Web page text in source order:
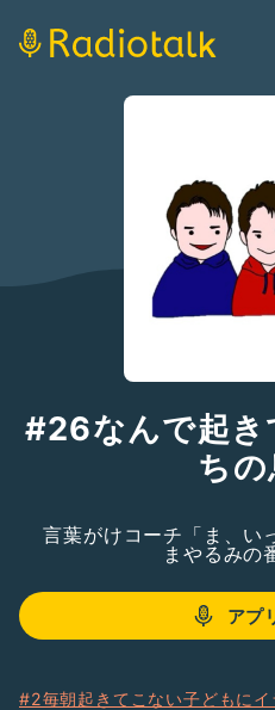
#26なんで起き
ちの
言葉がけコーチ「ま、い
まやるみの
アプ
#2毎朝起きてこない子どもにイ